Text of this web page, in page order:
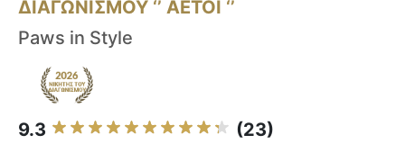
ΔΙΑΓΩΝΙΣΜΟΥ ‘’ ΑΕΤΟΙ ‘’
Paws in Style
9.3 (23)